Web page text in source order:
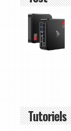
Tutoriels